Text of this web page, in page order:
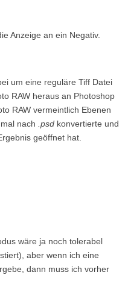
Anzeige an ein Negativ.
um eine reguläre Tiff Datei
RAW heraus an Photoshop
RAW vermeintlich Ebenen
nach .psd konvertierte und
geöffnet hat.
wäre ja noch tolerabel
aber wenn ich eine
dann muss ich vorher